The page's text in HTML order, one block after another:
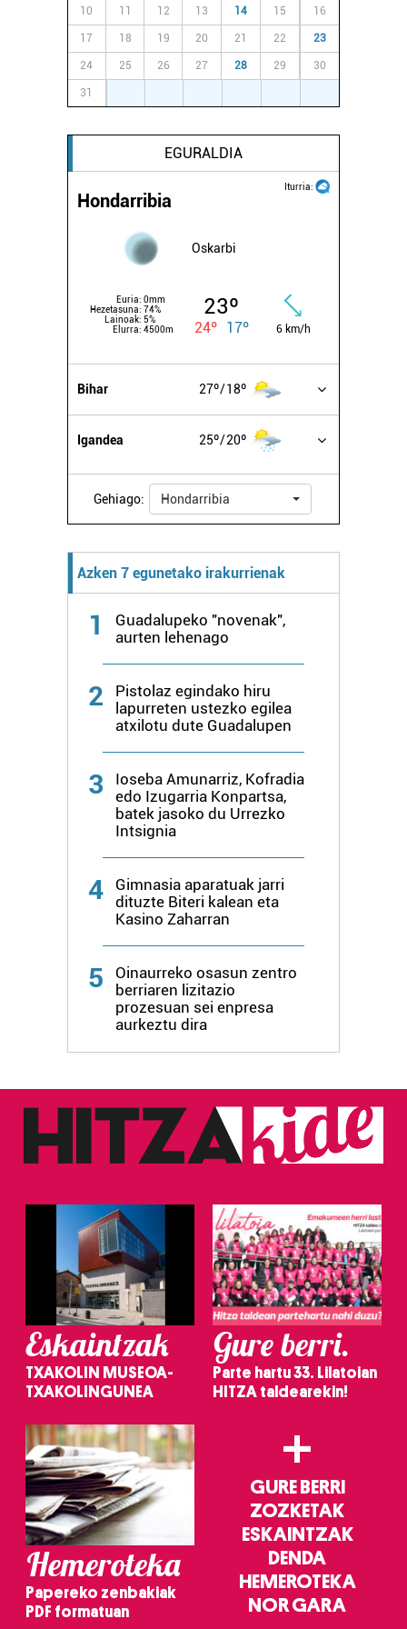
10 11 12 13 14 15 16
17 18 19 20 21 22 23
24 25 26 27 28 29 30
31
EGURALDIA
Iturria:
Hondarribia
Oskarbi
Euria: 0mm
Hezetasuna: 74%
Lainoak: 5%
Elurra: 4500m
23º
24º 17º 6 km/h
Bihar 27º 18º
Igandea 25º 20º
Gehiago: Hondarribia
Azken 7 egunetako irakurrienak
1
Guadalupeko "novenak",
aurten lehenago
2
Pistolaz egindako hiru
lapurreten ustezko egilea
atxilotu dute Guadalupen
3
Ioseba Amunarriz, Kofradia
edo Izugarria Konpartsa,
batek jasoko du Urrezko
Intsignia
4
Gimnasia aparatuak jarri
dituzte Biteri kalean eta
Kasino Zaharran
5
Oinaurreko osasun zentro
berriaren lizitazio
prozesuan sei enpresa
aurkeztu dira
Eskaintzak
TXAKOLIN MUSEOA-
TXAKOLINGUNEA
Gure berri.
Parte hartu 33. Lilatoian
HITZA taldearekin!
Hemeroteka
Papereko zenbakiak
PDF formatuan
+
GURE BERRI
ZOZKETAK
ESKAINTZAK
DENDA
HEMEROTEKA
NOR GARA